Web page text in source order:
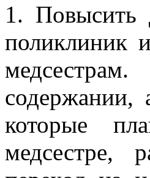
1. Повысить
поликлиник
содержании,
которые
медсестре,